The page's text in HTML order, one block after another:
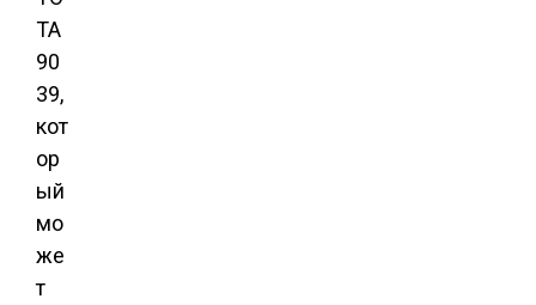
TA
90
39,
кот
ор
ый
мо
же
т